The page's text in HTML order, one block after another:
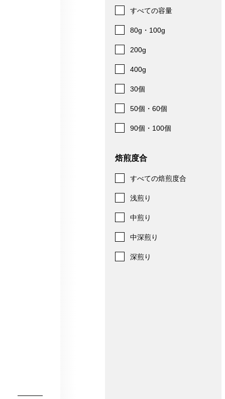
すべての容量
80g・100g
200g
400g
30個
50個・60個
90個・100個
焙煎度合
すべての焙煎度合
浅煎り
中煎り
中深煎り
深煎り